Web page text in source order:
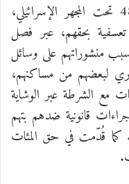
وُضع طلبة الجامعات من فلسطينيي 48 تحت المجهر الإسرائيلي،
بحقهم، عبر فصل
منشوراتهم على وسائل
لبعضهم من مساكنهم،
مع الشرطة عبر الوشاية
قانونية ضدهم بتهم
كما قُدّمت في حق المئات